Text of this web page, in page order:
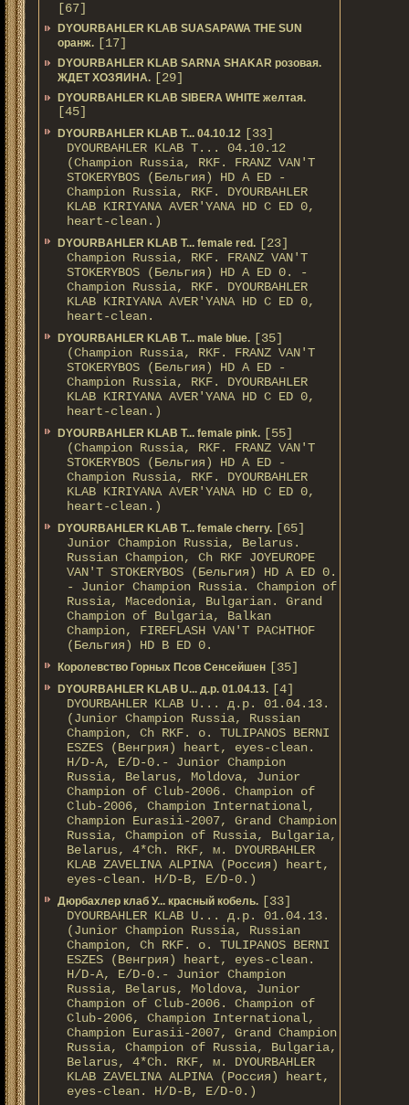
[67]
DYOURBAHLER KLAB SUASAPAWA THE SUN
оранж. [17]
DYOURBAHLER KLAB SARNA SHAKAR розовая.
ЖДЕТ ХОЗЯИНА. [29]
DYOURBAHLER KLAB SIBERA WHITE желтая.
[45]
DYOURBAHLER KLAB T... 04.10.12 [33]
DYOURBAHLER KLAB T... 04.10.12
(Champion Russia, RKF. FRANZ VAN'T
STOKERYBOS (Бельгия) HD А ED -
Champion Russia, RKF. DYOURBAHLER
KLAB KIRIYANA AVER'YANA HD С ED 0,
heart-clean.)
DYOURBAHLER KLAB T... female red. [23]
Champion Russia, RKF. FRANZ VAN'T
STOKERYBOS (Бельгия) HD А ED 0. -
Champion Russia, RKF. DYOURBAHLER
KLAB KIRIYANA AVER'YANA HD С ED 0,
heart-clean.
DYOURBAHLER KLAB T... male blue. [35]
(Champion Russia, RKF. FRANZ VAN'T
STOKERYBOS (Бельгия) HD А ED -
Champion Russia, RKF. DYOURBAHLER
KLAB KIRIYANA AVER'YANA HD С ED 0,
heart-clean.)
DYOURBAHLER KLAB T... female pink. [55]
(Champion Russia, RKF. FRANZ VAN'T
STOKERYBOS (Бельгия) HD А ED -
Champion Russia, RKF. DYOURBAHLER
KLAB KIRIYANA AVER'YANA HD С ED 0,
heart-clean.)
DYOURBAHLER KLAB T... female cherry. [65]
Junior Champion Russia, Belarus.
Russian Champion, Ch RKF JOYEUROPE
VAN'T STOKERYBOS (Бельгия) HD А ED 0.
- Junior Champion Russia. Champion of
Russia, Macedonia, Bulgarian. Grand
Champion of Bulgaria, Balkan
Champion, FIREFLASH VAN'T PACHTHOF
(Бельгия) HD B ED 0.
Королевство Горных Псов Сенсейшен [35]
DYOURBAHLER KLAB U... д.р. 01.04.13. [4]
DYOURBAHLER KLAB U... д.р. 01.04.13.
(Junior Champion Russia, Russian
Champion, Ch RKF. о. TULIPANOS BERNI
ESZES (Венгрия) heart, eyes-clean.
H/D-A, E/D-0.- Junior Champion
Russia, Belarus, Moldova, Junior
Champion of Club-2006. Champion of
Club-2006, Champion International,
Champion Eurasii-2007, Grand Champion
Russia, Champion of Russia, Bulgaria,
Belarus, 4*Ch. RKF, м. DYOURBAHLER
KLAB ZAVELINA ALPINA (Россия) heart,
eyes-clean. H/D-В, E/D-0.)
Дюрбахлер клаб У... красный кобель. [33]
DYOURBAHLER KLAB U... д.р. 01.04.13.
(Junior Champion Russia, Russian
Champion, Ch RKF. о. TULIPANOS BERNI
ESZES (Венгрия) heart, eyes-clean.
H/D-A, E/D-0.- Junior Champion
Russia, Belarus, Moldova, Junior
Champion of Club-2006. Champion of
Club-2006, Champion International,
Champion Eurasii-2007, Grand Champion
Russia, Champion of Russia, Bulgaria,
Belarus, 4*Ch. RKF, м. DYOURBAHLER
KLAB ZAVELINA ALPINA (Россия) heart,
eyes-clean. H/D-В, E/D-0.)